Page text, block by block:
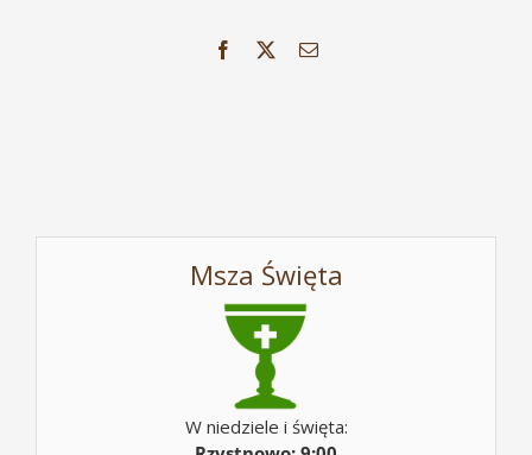
Facebook Email
Msza Święta
W niedziele i święta: